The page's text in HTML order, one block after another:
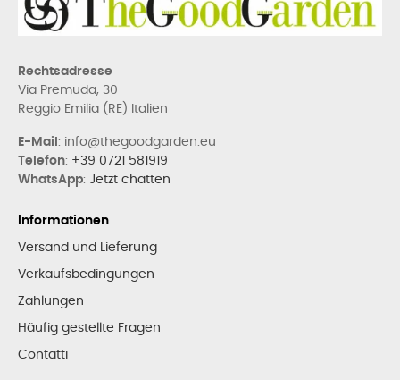
Rechtsadresse
Via Premuda, 30
Reggio Emilia (RE) Italien
E-Mail : info@thegoodgarden.eu
Telefon: +39 0721 581919
WhatsApp: Jetzt chatten
Informationen
Versand und Lieferung
Verkaufsbedingungen
Zahlungen
Häufig gestellte Fragen
Contatti